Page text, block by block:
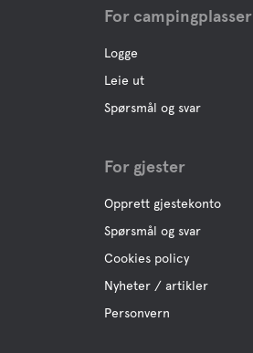
For campingplasser
Logge
Leie ut
Spørsmål og svar
For gjester
Opprett gjestekonto
Spørsmål og svar
Cookies policy
Nyheter / artikler
Personvern